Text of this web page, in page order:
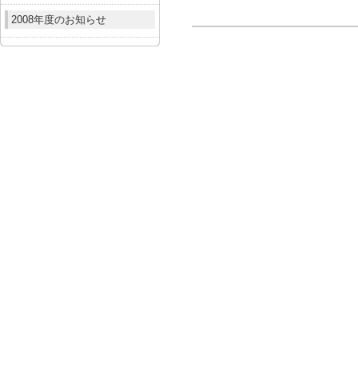
2008年度のお知らせ